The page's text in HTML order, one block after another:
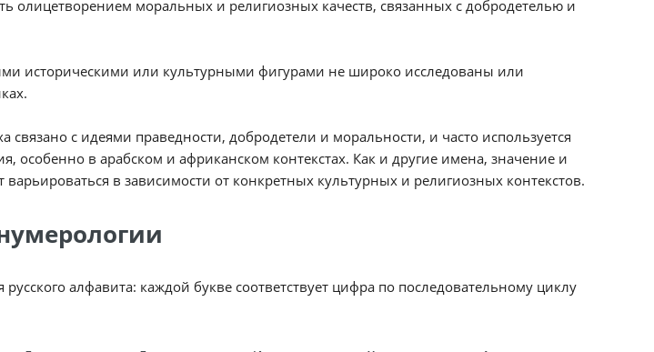
олицетворением моральных и религиозных качеств, связанных с добродетелью и
историческими или культурными фигурами не широко исследованы или
с идеями праведности, добродетели и моральности, и часто используется
особенно в арабском и африканском контекстах. Как и другие имена, значение и
в зависимости от конкретных культурных и религиозных контекстов.
алфавита: каждой букве соответствует цифра по последовательному циклу